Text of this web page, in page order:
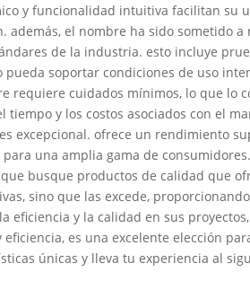
y funcionalidad intuitiva facilitan su
además, el nombre ha sido sometido
de la industria. esto incluye
pueda soportar condiciones de uso
requiere cuidados mínimos, lo que lo
tiempo y los costos asociados con el
excepcional. ofrece un rendimiento
una amplia gama de
busque productos de calidad que
sino que las excede,
eficiencia y la calidad en sus
eficiencia, es una excelente elección
únicas y lleva tu experiencia al